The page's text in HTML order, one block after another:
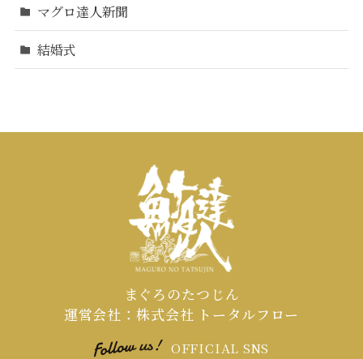
マグロ達人新聞
結婚式
まぐろのたつじん
運営会社：株式会社 トータルフロー
OFFICIAL SNS